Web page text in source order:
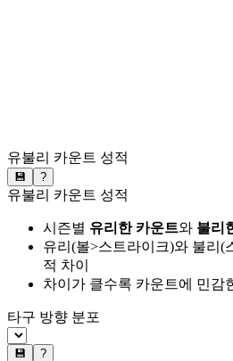
유불리 카운트 성적
💾 ?
유불리 카운트 성적
시즌별 유리한 카운트와 불리
유리(볼>스트라이크)와 불리(
적 차이
차이가 클수록 카운트에 민감
타구 방향 분포
💾 ?